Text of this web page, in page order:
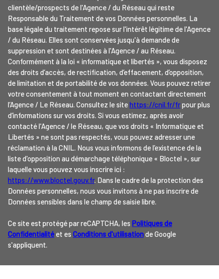
clientèle/prospects de l'Agence / du Réseau qui reste
Responsable du Traitement de vos Données personnelles. La
base légale du traitement repose sur l'intérêt légitime de l'Agence
/ du Réseau. Elles sont conservées jusqu'à demande de
suppression et sont destinées à l'Agence / au Réseau.
Conformément à la loi « informatique et libertés », vous disposez
des droits d’accès, de rectification, d’effacement, d’opposition,
de limitation et de portabilité de vos données. Vous pouvez retirer
votre consentement à tout moment en contactant directement
l’Agence / Le Réseau. Consultez le sitehttps://cnil.fr/frpour plus
d’informations sur vos droits. Si vous estimez, après avoir
contacté l'Agence / le Réseau, que vos droits « Informatique et
Libertés » ne sont pas respectés, vous pouvez adresser une
réclamation à la CNIL. Nous vous informons de l’existence de la
liste d'opposition au démarchage téléphonique « Bloctel », sur
laquelle vous pouvez vous inscrire ici :
https://www.bloctel.gouv.fr. Dans le cadre de la protection des
Données personnelles, nous vous invitons à ne pas inscrire de
Données sensibles dans le champ de saisie libre.
Ce site est protégé par reCAPTCHA, les Politiques de
Confidentialité et es Conditions d'utilisationde Google
s'appliquent.